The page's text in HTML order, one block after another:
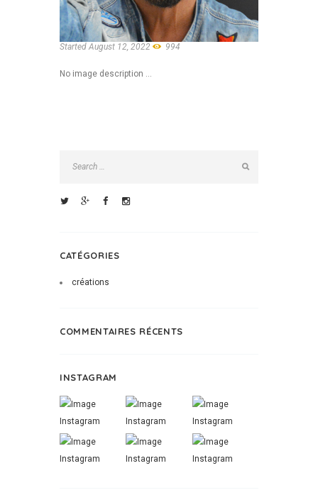
Started August 12, 2022 994
No image description ...
CATÉGORIES
créations
COMMENTAIRES RÉCENTS
INSTAGRAM